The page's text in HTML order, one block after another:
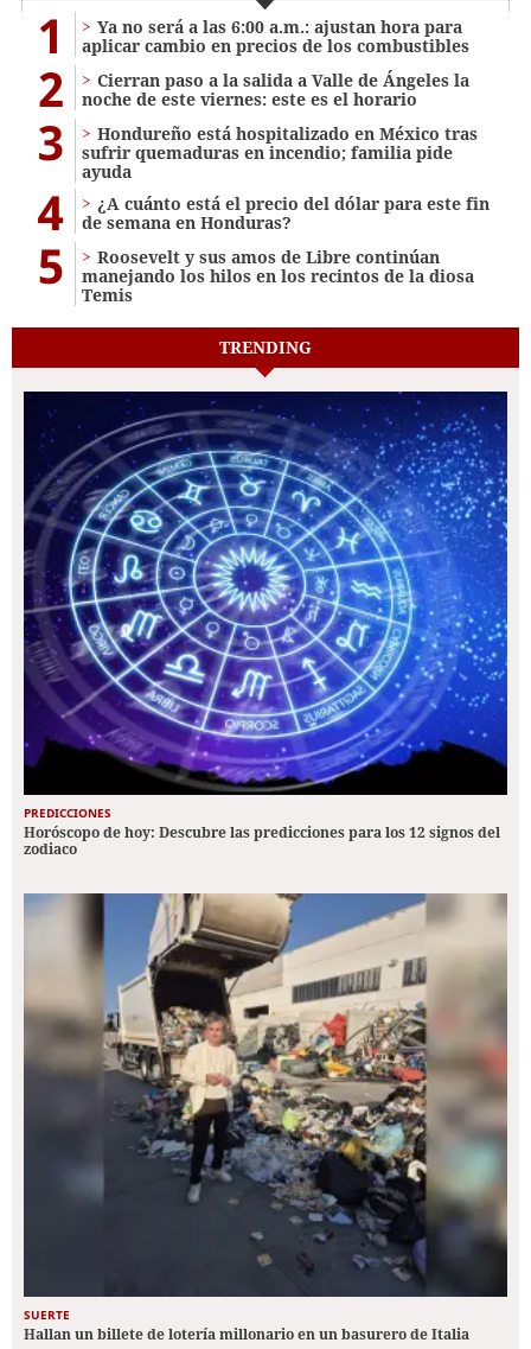
1
Ya no será a las 6:00 a.m.: ajustan hora para
aplicar cambio en precios de los combustibles
2
Cierran paso a la salida a Valle de Ángeles la
noche de este viernes: este es el horario
3
Hondureño está hospitalizado en México tras
sufrir quemaduras en incendio; familia pide
ayuda
4
¿A cuánto está el precio del dólar para este fin
de semana en Honduras?
5
Roosevelt y sus amos de Libre continúan
manejando los hilos en los recintos de la diosa
Temis
TRENDING
PREDICCIONES
Horóscopo de hoy: Descubre las predicciones para los 12 signos del
zodiaco
SUERTE
Hallan un billete de lotería millonario en un basurero de Italia